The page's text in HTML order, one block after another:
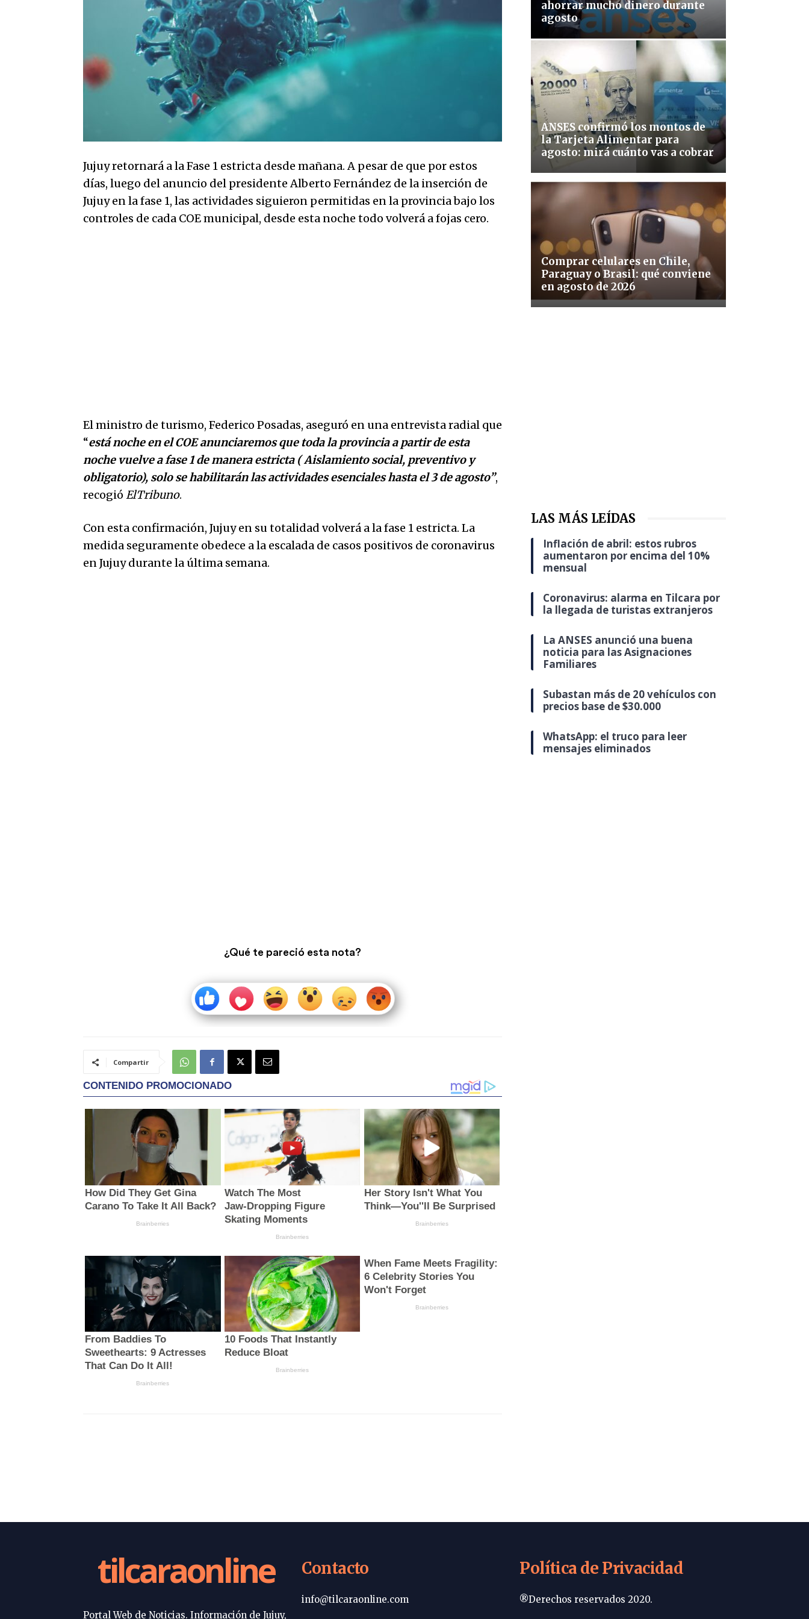
Jujuy retornará a la Fase 1 estricta desde mañana. A pesar de que por estos
días, luego del anuncio del presidente Alberto Fernández de la inserción de
Jujuy en la fase 1, las actividades siguieron permitidas en la provincia bajo los
controles de cada COE municipal, desde esta noche todo volverá a fojas cero.
El ministro de turismo, Federico Posadas, aseguró en una entrevista radial que
“está noche en el COE anunciaremos que toda la provincia a partir de esta
noche vuelve a fase 1 de manera estricta ( Aislamiento social, preventivo y
obligatorio), solo se habilitarán las actividades esenciales hasta el 3 de agosto”,
recogió ElTribuno.
Con esta confirmación, Jujuy en su totalidad volverá a la fase 1 estricta. La
medida seguramente obedece a la escalada de casos positivos de coronavirus
en Jujuy durante la última semana.
¿Qué te pareció esta nota?
Compartir
ahorrar mucho dinero durante
agosto
ANSES confirmó los montos de
la Tarjeta Alimentar para
agosto: mirá cuánto vas a cobrar
Comprar celulares en Chile,
Paraguay o Brasil: qué conviene
en agosto de 2026
LAS MÁS LEÍDAS
Inflación de abril: estos rubros
aumentaron por encima del 10%
mensual
Coronavirus: alarma en Tilcara por
la llegada de turistas extranjeros
La ANSES anunció una buena
noticia para las Asignaciones
Familiares
Subastan más de 20 vehículos con
precios base de $30.000
WhatsApp: el truco para leer
mensajes eliminados
tilcaraonline
Portal Web de Noticias. Información de Jujuy,
Contacto
info@tilcaraonline.com
Política de Privacidad
®Derechos reservados 2020.